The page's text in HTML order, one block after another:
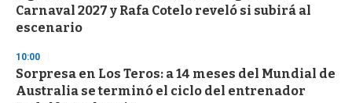
Carnaval 2027 y Rafa Cotelo reveló si subirá al
escenario
10:00
Sorpresa en Los Teros: a 14 meses del Mundial de
Australia se terminó el ciclo del entrenador